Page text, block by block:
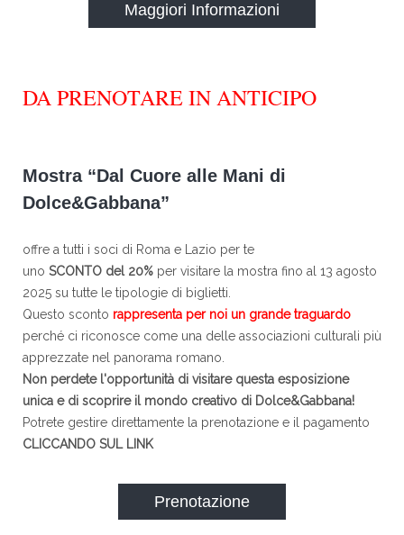
Maggiori Informazioni
DA PRENOTARE IN ANTICIPO
Mostra “Dal Cuore alle Mani di
Dolce&Gabbana”
offre a tutti i soci di Roma e Lazio per te
uno SCONTO del 20% per visitare la mostra fino al 13 agosto
2025 su tutte le tipologie di biglietti.
Questo sconto rappresenta per noi un grande traguardo
perché ci riconosce come una delle associazioni culturali più
apprezzate nel panorama romano.
Non perdete l'opportunità di visitare questa esposizione
unica e di scoprire il mondo creativo di Dolce&Gabbana!
Potrete gestire direttamente la prenotazione e il pagamento
CLICCANDO SUL LINK
Prenotazione